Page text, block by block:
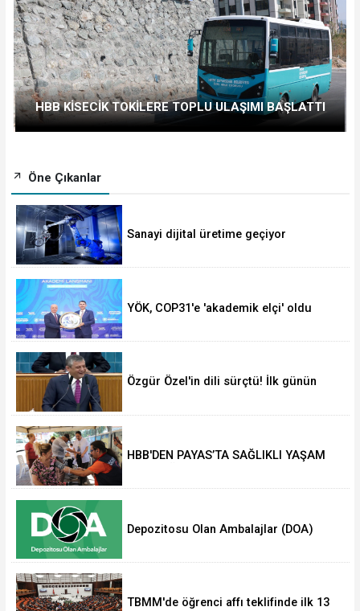
HBB KİSECİK TOKİLERE TOPLU ULAŞIMI BAŞLATTI
Öne Çıkanlar
Sanayi dijital üretime geçiyor
YÖK, COP31'e 'akademik elçi' oldu
Özgür Özel'in dili sürçtü! İlk günün
HBB'DEN PAYAS’TA SAĞLIKLI YAŞAM
Depozitosu Olan Ambalajlar (DOA)
TBMM'de öğrenci affı teklifinde ilk 13